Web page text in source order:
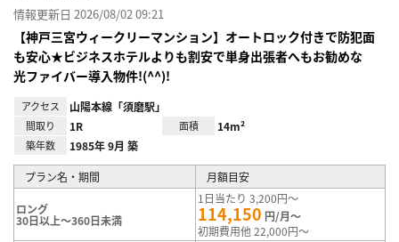
情報更新日 2026/08/02 09:21
【神戸三宮ウィークリーマンション】オートロック付きで防犯面
も安心★ビジネスホテルよりも割安で単身出張者へもお勧めな
光ファイバー導入物件!(^^)!
アクセス 山陽本線「須磨駅」
間取り 1R 面積 14m²
築年数 1985年 9月 築
プラン名・期間 月額目安
ロング
30日以上～360日未満
1日当たり 3,200円～
114,150 円/月～
初期費用他 22,000円～